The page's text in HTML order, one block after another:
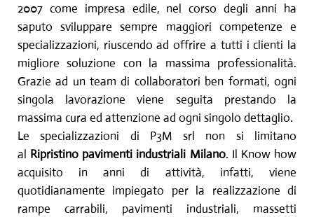
2007 come impresa edile, nel corso degli anni ha
saputo sviluppare sempre maggiori competenze e
specializzazioni, riuscendo ad offrire a tutti i clienti la
migliore soluzione con la massima professionalità.
Grazie ad un team di collaboratori ben formati, ogni
singola lavorazione viene seguita prestando la
massima cura ed attenzione ad ogni singolo dettaglio.
Le specializzazioni di P3M srl non si limitano
al Ripristino pavimenti industriali Milano. Il Know how
acquisito in anni di attività, infatti, viene
quotidianamente impiegato per la realizzazione di
rampe carrabili, pavimenti industriali, massetti